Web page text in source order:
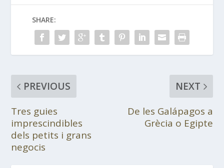
SHARE:
PREVIOUS
Tres guies
imprescindibles
dels petits i grans
negocis
NEXT
De les Galápagos a
Grècia o Egipte